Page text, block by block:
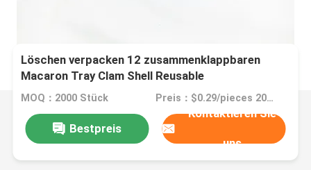
Löschen verpacken 12 zusammenklappbaren
Macaron Tray Clam Shell Reusable
MOQ：2000 Stück Preis：$0.29/pieces 2000-49999 pieces
Bestpreis
Kontaktieren Sie
uns